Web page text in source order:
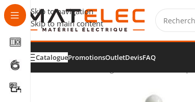
Skip to navigation
Skip to main content
CataloguePromotionsOutletDevisFAQ